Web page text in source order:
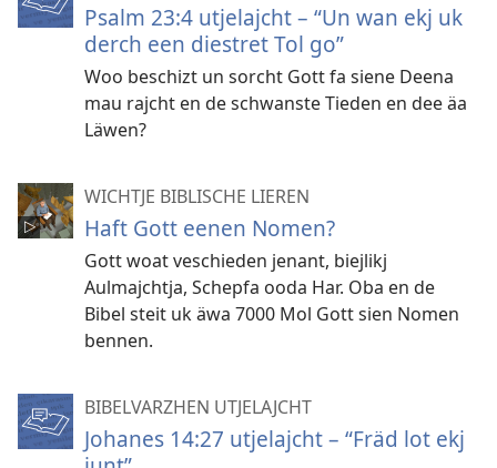
Psalm 23:4 utjelajcht – “Un wan ekj uk
derch een diestret Tol go”
Woo beschizt un sorcht Gott fa siene Deena
mau rajcht en de schwanste Tieden en dee äa
Läwen?
WICHTJE BIBLISCHE LIEREN
Haft Gott eenen Nomen?
Gott woat veschieden jenant, biejlikj
Aulmajchtja, Schepfa ooda Har. Oba en de
Bibel steit uk äwa 7000 Mol Gott sien Nomen
bennen.
BIBELVARZHEN UTJELAJCHT
Johanes 14:27 utjelajcht – “Fräd lot ekj